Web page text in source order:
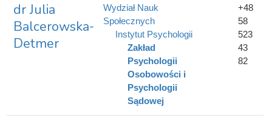
dr Julia
Balcerowska-
Detmer
+48
58
523
43
82
Wydział Nauk
Społecznych
Instytut Psychologii
Zakład
Psychologii
Osobowości i
Psychologii
Sądowej